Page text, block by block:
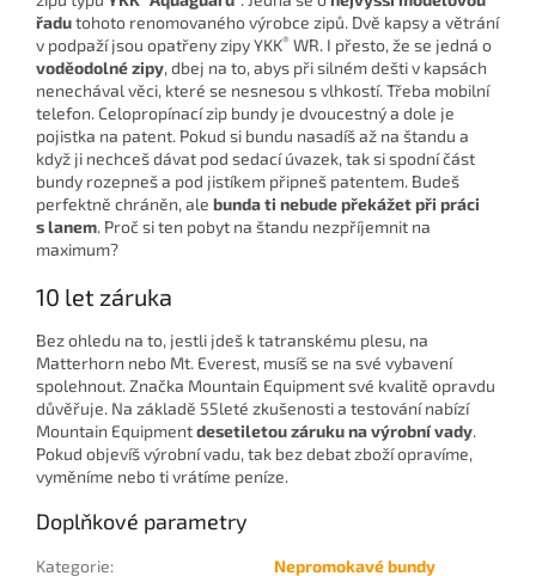
řadutohoto renomovaného výrobce zipů. Dvě kapsy a větrání
v podpaží jsou opatřeny zipy YKK® WR. I přesto, že se jedná o
voděodolné zipy, dbej na to, abys při silném dešti v kapsách
nenechával věci, které se nesnesou s vlhkostí. Třeba mobilní
telefon. Celopropínací zip bundy je dvoucestný a dole je
pojistka na patent. Pokud si bundu nasadíš až na štandu a
když ji nechceš dávat pod sedací úvazek, tak si spodní část
bundy rozepneš a pod jistíkem připneš patentem. Budeš
perfektně chráněn, ale bunda ti nebude překážet při práci
s lanem. Proč si ten pobyt na štandu nezpříjemnit na
maximum?
10 let záruka
Bez ohledu na to, jestli jdeš k tatranskému plesu, na
Matterhorn nebo Mt. Everest, musíš se na své vybavení
spolehnout. Značka Mountain Equipment své kvalitě opravdu
důvěřuje. Na základě 55leté zkušenosti a testování nabízí
Mountain Equipmentdesetiletou záruku na výrobní vady.
Pokud objevíš výrobní vadu, tak bez debat zboží opravíme,
vyměníme nebo ti vrátíme peníze.
Doplňkové parametry
Kategorie:
Nepromokavé bundy